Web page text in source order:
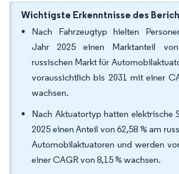
Wichtigste Erkenntnisse des
Nach Fahrzeugtyp hielten
Jahr 2025 einen Marktanteil
russischen Markt für
voraussichtlich bis 2031 mit einer
wachsen.
Nach Aktuatortyp hatten elektrische
2025 einen Anteil von 62,58 % am
Automobilaktuatoren und werden
einer CAGR von 8,15 % wachsen.